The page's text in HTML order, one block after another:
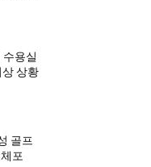
수용실
상황
골프
포